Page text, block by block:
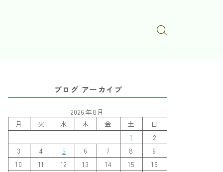
ブログ アーカイブ
2026年8月
月
火 水 木 金 土
日
1
2
3
4 5 6 7 8
9
10
11 12 13 14 15
16